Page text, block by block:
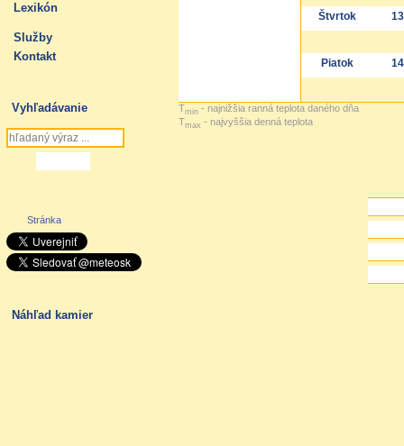
Lexikón
Služby
Kontakt
Vyhľadávanie
Stránka
Náhľad kamier
Štvrtok
Piatok
Tmin - najnižšia ranná teplota daného dňa
Tmax - najvyššia denná teplota